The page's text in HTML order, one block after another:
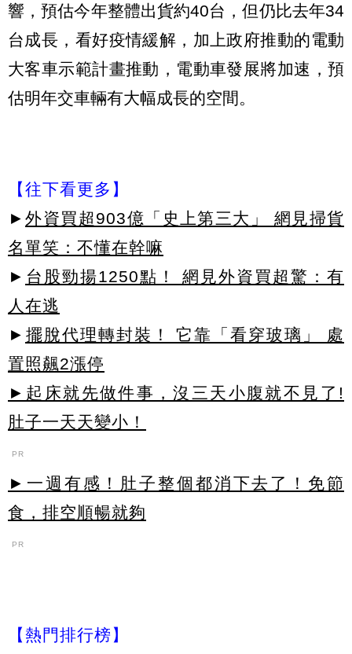
響，預估今年整體出貨約40台，但仍比去年34
台成長，看好疫情緩解，加上政府推動的電動
大客車示範計畫推動，電動車發展將加速，預
估明年交車輛有大幅成長的空間。
【往下看更多】
► 外資買超903億「史上第三大」 網見掃貨
名單笑：不懂在幹嘛
► 台股勁揚1250點！ 網見外資買超驚：有
人在逃
► 擺脫代理轉封裝！ 它靠「看穿玻璃」 處
置照飆2漲停
►起床就先做件事，沒三天小腹就不見了!
肚子一天天變小！
PR
►一週有感！肚子整個都消下去了！免節
食，排空順暢就夠
PR
【熱門排行榜】